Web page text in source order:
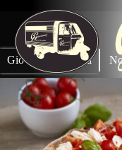
Giovanni Gelateria